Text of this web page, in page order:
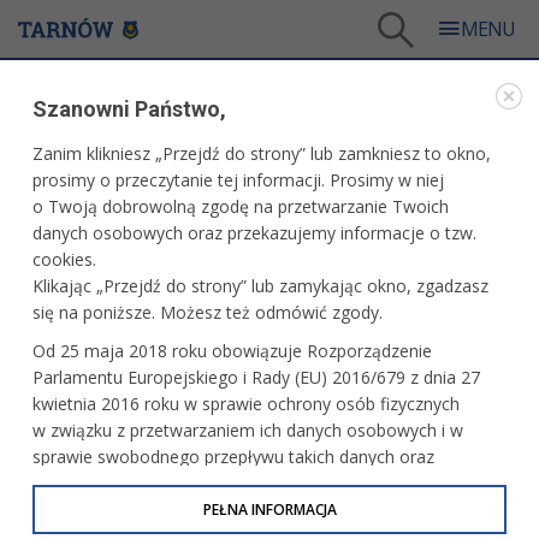
Opłatek samorządowy
WARTO ZOBACZYĆ
OPŁATEK SAMORZĄDOWY
20.12.2024, 16:57 fot. Paweł Topolski
Szanowni Państwo,
Zanim klikniesz „Przejdź do strony” lub zamkniesz to okno,
prosimy o przeczytanie tej informacji. Prosimy w niej
o Twoją dobrowolną zgodę na przetwarzanie Twoich
danych osobowych oraz przekazujemy informacje o tzw.
cookies.
Klikając „Przejdź do strony” lub zamykając okno, zgadzasz
się na poniższe. Możesz też odmówić zgody.
Od 25 maja 2018 roku obowiązuje Rozporządzenie
Parlamentu Europejskiego i Rady (EU) 2016/679 z dnia 27
kwietnia 2016 roku w sprawie ochrony osób fizycznych
w związku z przetwarzaniem ich danych osobowych i w
sprawie swobodnego przepływu takich danych oraz
uchylenia dyrektywy 95/46/WE (określane jako RODO, GDPR
lub Ogólne Rozporządzenie o Ochronie Danych
PEŁNA INFORMACJA